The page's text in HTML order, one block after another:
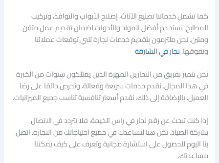
كما تشمل خدماتنا تصنيع الأثاث، إصلاح الأبواب والنوافذ، وتركيب
المطابخ. نستخدم أفضل المواد والأدوات لضمان تقديم عمل متقن
ومتين. نحن ملتزمون بتقديم خدمات نجارة تلبي توقعات عملائنا
وتفوقها.نجار في الشارقة
نحن نتميز بفريق من النجارين المهرة الذين يمتلكون سنوات من الخبرة
في هذا المجال. نقدم خدمات سريعة وفعالة، ونحرص دائمًا على رضا
العميل. بالإضافة إلى ذلك، نقدم أسعار تنافسية تناسب جميع الميزانيات.
إذا كنت تبحث عن رقم نجار في راس الخيمة، فلا تتردد في الاتصال
بشركة الصياد. نحن هنا لنساعدك في جميع احتياجاتك من النجارة. اتصل
بنا اليوم للحصول على استشارة مجانية وتعرف على كيف يمكننا
مساعدتك.